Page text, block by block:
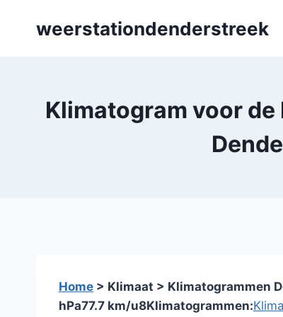
weerstationdenderstreek
Klimatogram voor de
Home > Klimaat > Klimatogrammen
hPa77.7 km/u8Klimatogrammen: